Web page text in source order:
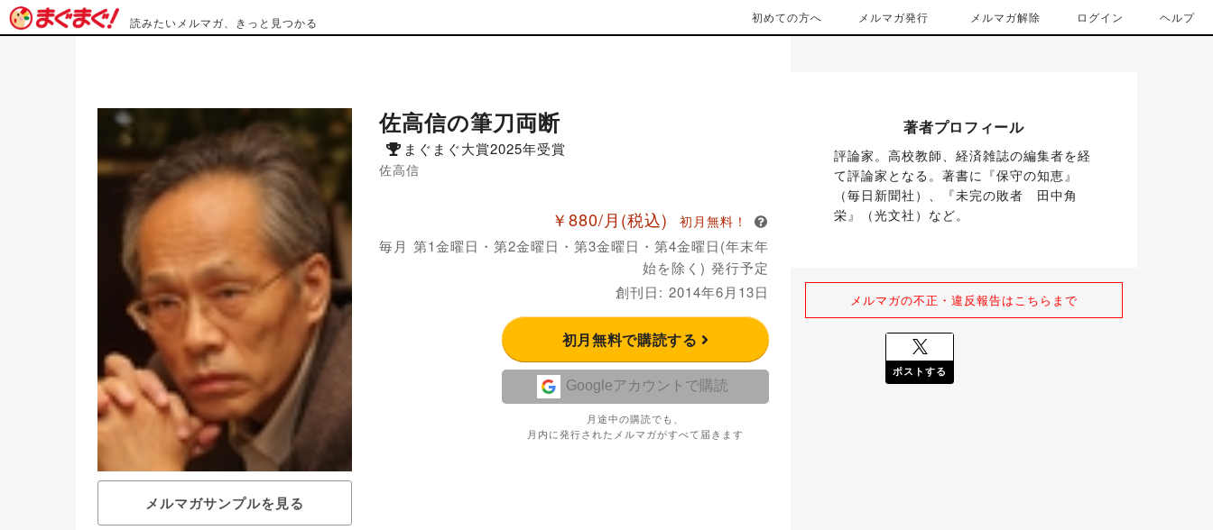
読みたいメルマガ、きっと見つかる 初めての方へ メルマガ発行 メルマガ解除 ログイン ヘルプ
メルマガサンプルを見る
佐高信の筆刀両断
まぐまぐ大賞2025年受賞
佐高信
￥880/月 (税込)
初月無料！
毎月 第1金曜日・第2金曜日・第3金曜日・第4金曜日(年末年
始を除く) 発行予定
創刊日: 2014年6月13日
初月無料で購読する
Googleアカウントで購読
月途中の購読でも、
月内に発行されたメルマガがすべて届きます
著者プロフィール
評論家。高校教師、経済雑誌の編集者を経
て評論家となる。著書に『保守の知恵』
（毎日新聞社）、『未完の敗者　田中角
栄』（光文社）など。
メルマガの不正・違反報告はこちらまで
ポストする